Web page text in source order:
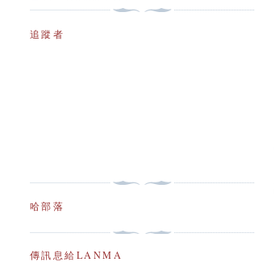
追蹤者
哈部落
傳訊息給LANMA